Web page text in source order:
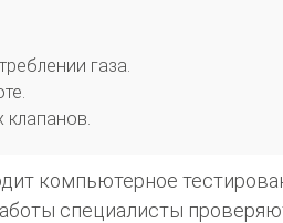
газа.
компьютерное
специалисты